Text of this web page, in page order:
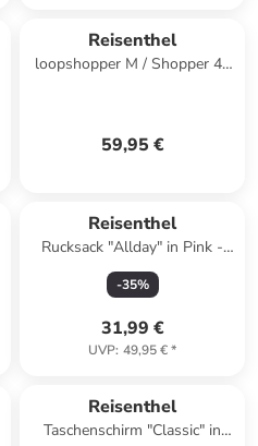
Reisenthel
loopshopper M / Shopper 40
59,95 €
Reisenthel
Rucksack "Allday" in Pink -
(B)30 x (H)39 x (T)13 cm
-35%
31,99 €
UVP: 49,95 €*
Reisenthel
Taschenschirm "Classic" in